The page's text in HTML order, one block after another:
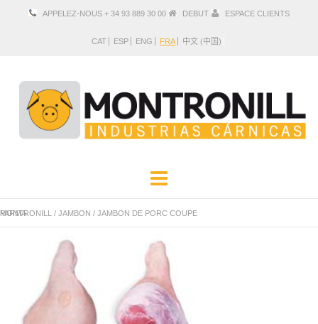
APPELEZ-NOUS + 34 93 889 30 00 DEBUT ESPACE CLIENTS
CAT ESP ENG FRA 中文 (中国)
ENTREPRISE
PRODUITS
MONTRONILL / JAMBON /
JAMBON DE PORC COUPE PARMA